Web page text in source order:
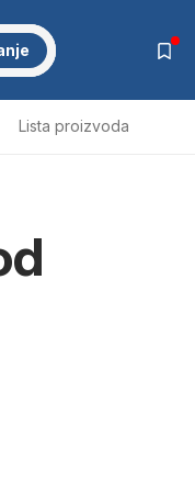
Lista proizvoda